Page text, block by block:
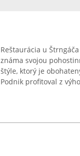
Reštaurácia u
známa svojou
štýle, ktorý je
Podnik profitoval z